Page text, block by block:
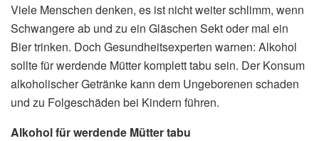
Viele Menschen denken, es ist nicht weiter schlimm, wenn
Schwangere ab und zu ein Gläschen Sekt oder mal ein
Bier trinken. Doch Gesundheitsexperten warnen: Alkohol
sollte für werdende Mütter komplett tabu sein. Der Konsum
alkoholischer Getränke kann dem Ungeborenen schaden
und zu Folgeschäden bei Kindern führen.
Alkohol für werdende Mütter tabu